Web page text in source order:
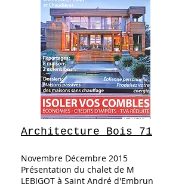
Architecture Bois 71
Novembre Décembre 2015
Présentation du chalet de M
LEBIGOT à Saint André d'Embrun